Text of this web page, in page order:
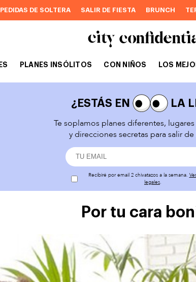
DE SOLTERA SALIR DE FIESTA BRUNCH
PLANES INSÓLITOS CON NIÑOS LOS
¿ESTÁS EN
LA
Te soplamos planes diferentes,
y direcciones secretas para salir de
Recibiré por email 2 chivatazos a la semana.
legales.
Por tu cara